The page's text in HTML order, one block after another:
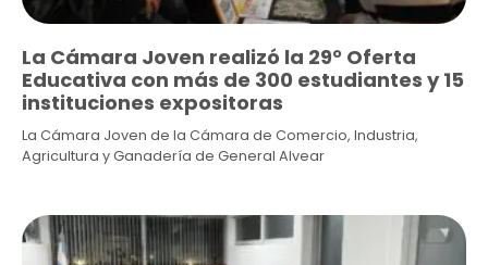
La Cámara Joven realizó la 29° Oferta
Educativa con más de 300 estudiantes y 15
instituciones expositoras
La Cámara Joven de la Cámara de Comercio, Industria,
Agricultura y Ganadería de General Alvear